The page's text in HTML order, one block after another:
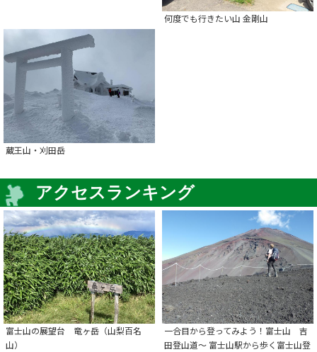
何度でも行きたい山 金剛山
蔵王山・刈田岳
アクセスランキング
富士山の展望台 竜ヶ岳（山梨百名
山）
一合目から登ってみよう！富士山 吉
田登山道～ 富士山駅から歩く富士山登